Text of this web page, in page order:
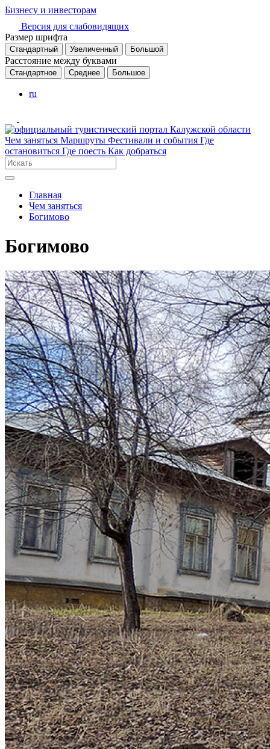
Бизнесу и инвесторам
Версия для слабовидящих
Размер шрифта
Стандартный Увеличенный Большой
Расстояние между буквами
Стандартное Среднее Большое
ru
Чем заняться Маршруты Фестивали и события Где
остановиться Где поесть Как добраться
Главная
Чем заняться
Богимово
Богимово